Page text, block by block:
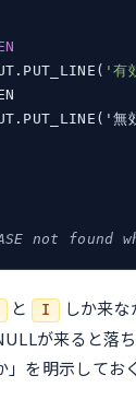
'有
無
not found
と I
しか来
が来ると落
」を明示してお